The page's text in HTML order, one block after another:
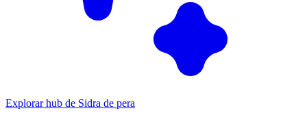
Explorar hub de Sidra de pera